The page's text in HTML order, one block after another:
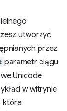
utworzyć
przez
parametr ciągu
Unicode
w witrynie
która